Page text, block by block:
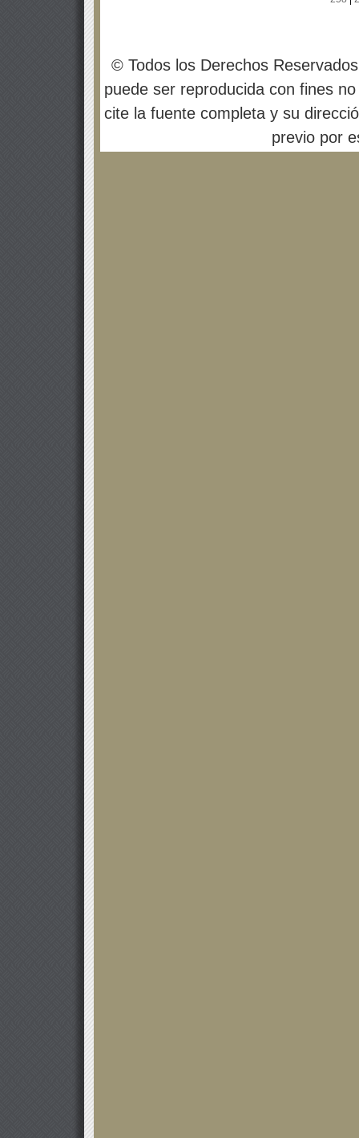
© Todos los Derechos
puede ser reproducida con fines
cite la fuente completa y su
previo por